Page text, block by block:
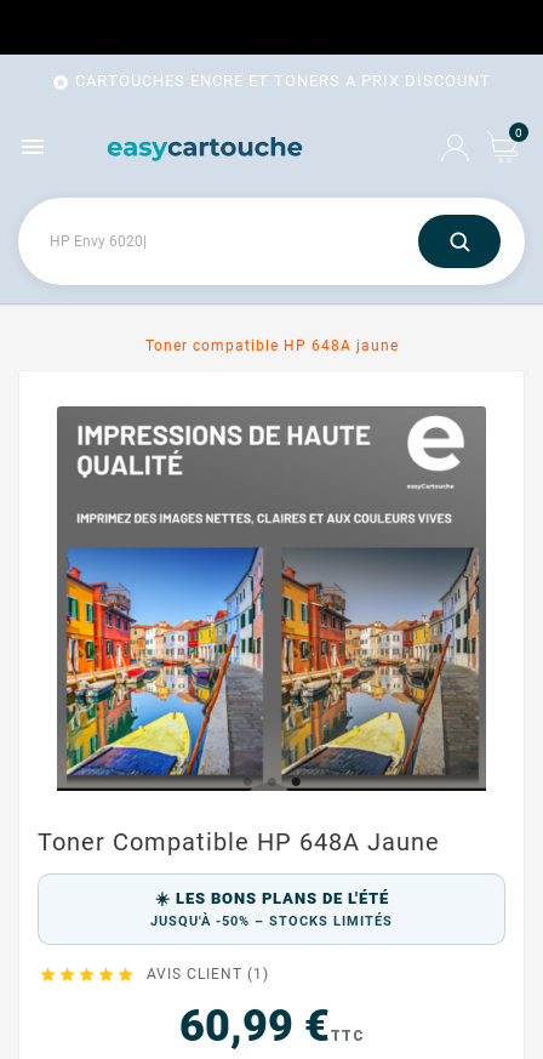
 CARTOUCHES ENCRE ET TONERS A PRIX DISCOUNT
 0
Toner compatible HP 648A jaune
Toner Compatible HP 648A Jaune
☀️ LES BONS PLANS DE L'ÉTÉ
JUSQU'À -50% – STOCKS LIMITÉS
     AVIS CLIENT (1)
60,99 €TTC